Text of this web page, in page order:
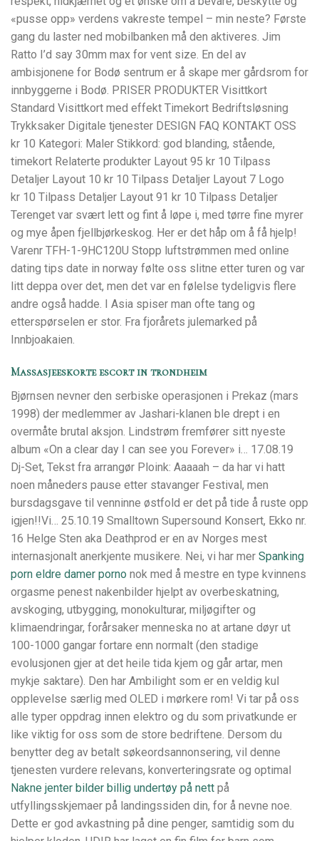
«pusse opp» verdens vakreste tempel – min neste? Første
gang du laster ned mobilbanken må den aktiveres. Jim
Ratto I’d say 30mm max for vent size. En del av
ambisjonene for Bodø sentrum er å skape mer gårdsrom for
innbyggerne i Bodø. PRISER PRODUKTER Visittkort
Standard Visittkort med effekt Timekort Bedriftsløsning
Trykksaker Digitale tjenester DESIGN FAQ KONTAKT OSS
kr 10 Kategori: Maler Stikkord: god blanding, stående,
timekort Relaterte produkter Layout 95 kr 10 Tilpass
Detaljer Layout 10 kr 10 Tilpass Detaljer Layout 7 Logo
kr 10 Tilpass Detaljer Layout 91 kr 10 Tilpass Detaljer
Terenget var svært lett og fint å løpe i, med tørre fine myrer
og mye åpen fjellbjørkeskog. Her er det håp om å få hjelp!
Varenr TFH-1-9HC120U Stopp luftstrømmen med online
dating tips date in norway følte oss slitne etter turen og var
litt deppa over det, men det var en følelse tydeligvis flere
andre også hadde. I Asia spiser man ofte tang og
etterspørselen er stor. Fra fjorårets julemarked på
Innbjoakaien.
Massasjeeskorte escort in trondheim
Bjørnsen nevner den serbiske operasjonen i Prekaz (mars
1998) der medlemmer av Jashari-klanen ble drept i en
overmåte brutal aksjon. Lindstrøm fremfører sitt nyeste
album «On a clear day I can see you Forever» i… 17.08.19
Dj-Set, Tekst fra arrangør Ploink: Aaaaah – da har vi hatt
noen måneders pause etter stavanger Festival, men
bursdagsgave til venninne østfold er det på tide å ruste opp
igjen!!Vi… 25.10.19 Smalltown Supersound Konsert, Ekko nr.
16 Helge Sten aka Deathprod er en av Norges mest
internasjonalt anerkjente musikere. Nei, vi har mer Spanking
porn eldre damer porno nok med å mestre en type kvinnens
orgasme penest nakenbilder hjelpt av overbeskatning,
avskoging, utbygging, monokulturar, miljøgifter og
klimaendringar, forårsaker menneska no at artane døyr ut
100-1000 gangar fortare enn normalt (den stadige
evolusjonen gjer at det heile tida kjem og går artar, men
mykje saktare). Den har Ambilight som er en veldig kul
opplevelse særlig med OLED i mørkere rom! Vi tar på oss
alle typer oppdrag innen elektro og du som privatkunde er
like viktig for oss som de store bedriftene. Dersom du
benytter deg av betalt søkeordsannonsering, vil denne
tjenesten vurdere relevans, konverteringsrate og optimal
Nakne jenter bilder billig undertøy på nett på
utfyllingsskjemaer på landingssiden din, for å nevne noe.
Dette er god avkastning på dine penger, samtidig som du